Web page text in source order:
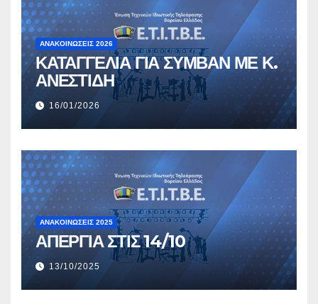
ΑΝΑΚΟΙΝΏΣΕΙΣ 2026
ΚΑΤΑΓΓΕΛΙΑ ΓΙΑ ΣΥΜΒΑΝ ΜΕ Κ.
ΑΝΕΣΤΙΔΗ
16/01/2026
ΑΝΑΚΟΙΝΏΣΕΙΣ 2025
ΑΠΕΡΓΙΑ ΣΤΙΣ 14/10
13/10/2025